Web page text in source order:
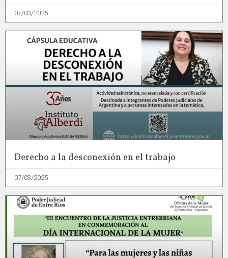
07/03/2025
Derecho a la desconexión en el trabajo
07/03/2025